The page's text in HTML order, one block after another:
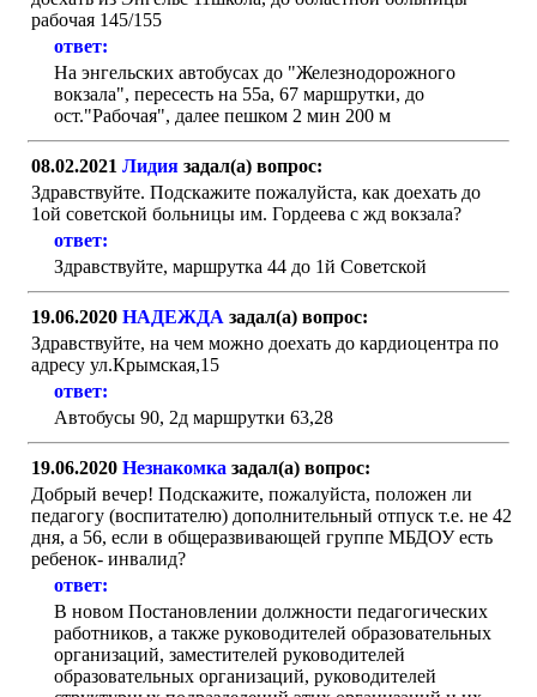
рабочая 145/155
ответ:
На энгельских автобусах до "Железнодорожного
вокзала", пересесть на 55а, 67 маршрутки, до
ост."Рабочая", далее пешком 2 мин 200 м
08.02.2021 Лидия задал(а) вопрос:
Здравствуйте. Подскажите пожалуйста, как доехать до
1ой советской больницы им. Гордеева с жд вокзала?
ответ:
Здравствуйте, маршрутка 44 до 1й Советской
19.06.2020 НАДЕЖДА задал(а) вопрос:
Здравствуйте, на чем можно доехать до кардиоцентра по
адресу ул.Крымская,15
ответ:
Автобусы 90, 2д маршрутки 63,28
19.06.2020 Незнакомка задал(а) вопрос:
Добрый вечер! Подскажите, пожалуйста, положен ли
педагогу (воспитателю) дополнительный отпуск т.е. не 42
дня, а 56, если в общеразвивающей группе МБДОУ есть
ребенок- инвалид?
ответ:
В новом Постановлении должности педагогических
работников, а также руководителей образовательных
организаций, заместителей руководителей
образовательных организаций, руководителей